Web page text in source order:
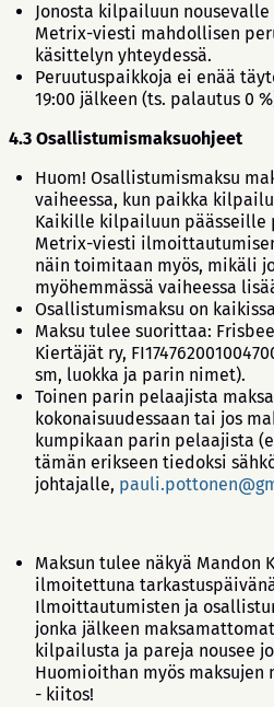
Jonosta kilpailuun
Metrix-viesti mahdollisen
käsittelyn yhteydessä.
Peruutuspaikkoja ei enää
19:00 jälkeen (ts. palautus 0
4.3 Osallistumismaksuohjeet
Huom! Osallistumismaksu
vaiheessa, kun paikka
Kaikille kilpailuun
Metrix-viesti
näin toimitaan myös, mikäli
myöhemmässä vaiheessa
Osallistumismaksu on
Maksu tulee suorittaa:
Kiertäjät ry,
sm, luokka ja parin nimet).
Toinen parin pelaajista
kokonaisuudessaan tai jos
kumpikaan parin pelaajista
tämän erikseen tiedoksi
johtajalle,
Maksun tulee näkyä
ilmoitettuna
Ilmoittautumisten ja
jonka jälkeen
kilpailusta ja pareja nousee
Huomioithan myös
- kiitos!